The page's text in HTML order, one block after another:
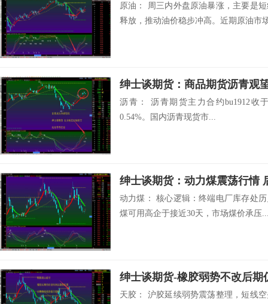
原油： 周三内外盘原油暴涨，主要是
释放，推动油价稳步冲高。近期原油市
绅士谈期货：商品期货沥青观
沥青： 沥青期货主力合约bu1912收
0.54%。国内沥青现货市...
绅士谈期货：动力煤震荡行情
动力煤： 核心逻辑：终端电厂库存处
煤可用高企于接近30天，市场煤价承压
绅士谈期货-橡胶弱势不改后期
天胶： 沪胶延续弱势震荡整理，短线